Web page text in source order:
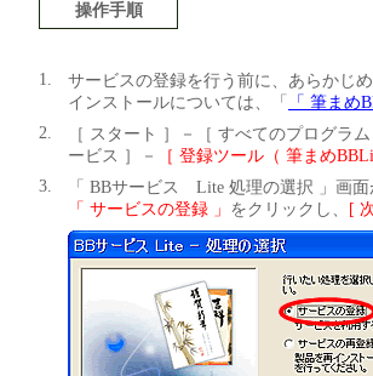
操作手順
1.
サービスの登録を行う前に、あらかじ
インストールについては、「
「 筆まめ
2.
［ スタート ］－［ すべてのプログラ
ービス ］－
［ 登録ツール（ 筆まめ
3.
「 BBサービス Lite 処理の選択 」画面
「 サービスの登録 」 をクリックし、 [